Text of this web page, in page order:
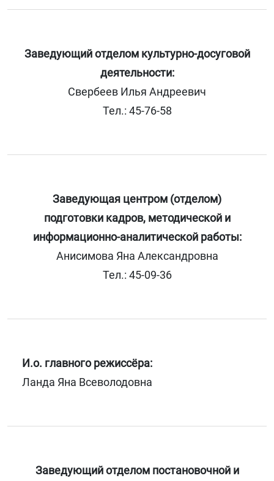
Заведующий отделом культурно-досуговой
деятельности:
Свербеев Илья Андреевич
Тел.: 45-76-58
Заведующая центром (отделом)
подготовки кадров, методической и
информационно-аналитической работы:
Анисимова Яна Александровна
Тел.: 45-09-36
И.о. главного режиссёра:
Ланда Яна Всеволодовна
Заведующийотделом постановочной и